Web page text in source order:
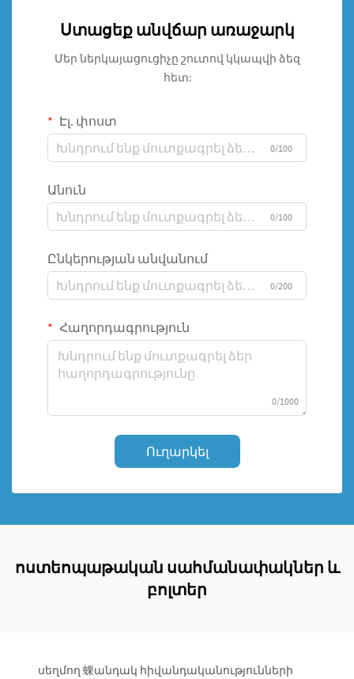
Ստացեք անվճար առաջարկ
Մեր ներկայացուցիչը շուտով կկապվի ձեզ
հետ:
Էլ. փոստ
0/100
Անուն
0/100
Ընկերության անվանում
0/200
Հաղորդագրություն
0/1000
Ուղարկել
ոստեոպաթական սահմանափակներ և
բոլտեր
սեղմող 蜾անդակ հիվանդականությունների